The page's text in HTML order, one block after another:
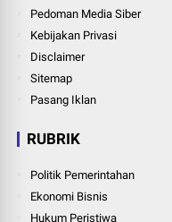
Pedoman Media Siber
Kebijakan Privasi
Disclaimer
Sitemap
Pasang Iklan
RUBRIK
Politik Pemerintahan
Ekonomi Bisnis
Hukum Peristiwa